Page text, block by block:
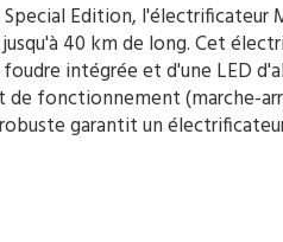
Edition, l'électrificateur
40 km de long. Cet
intégrée et d'une LED
de fonctionnement (marche-
garantit un